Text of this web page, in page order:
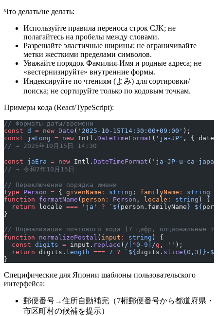
Что делать/не делать:
Используйте правила переноса строк CJK; не
полагайтесь на пробелы между словами.
Разрешайте эластичные ширины; не ограничивайте
метки жесткими пределами символов.
Уважайте порядок Фамилия-Имя и родные адреса; не
«вестернизируйте» внутренние формы.
Индексируйте по чтениям (よみ) для сортировки/
поиска; не сортируйте только по кодовым точкам.
Примеры кода (React/TypeScript):
// Форматы даты/времени
const d = new Date ( '2025-10-15T14:30:00+09:00' );
const jaLong = new Intl. DateTimeFormat ( 'ja-JP' , {
// → 2025年10月15日 14:30
const jaEra = new Intl. DateTimeFormat ( 'ja-JP-u-ca-
// → 令和7年10月15日
// Переключение порядка имени
type Person = { givenName : string ; familyName : string
function formatName ( person : Person , locale : string ) {
  return
locale === 'ja' ? `${ person . familyName } ${
}
// Нормализация почтового кода (7 цифр, опциональные
function normalizePostal ( input : string ) {
  const
digits = input. replace ( / ^0-9] /g , '' );
  return
digits. length === 7 ? `${ digits . slice ( 0 , 3 ) }-${
}
Специфические для Японии шаблоны пользовательского
интерфейса:
郵便番号→住所自動補完（7桁郵便番号から都道府県・
市区町村の候補を提示）